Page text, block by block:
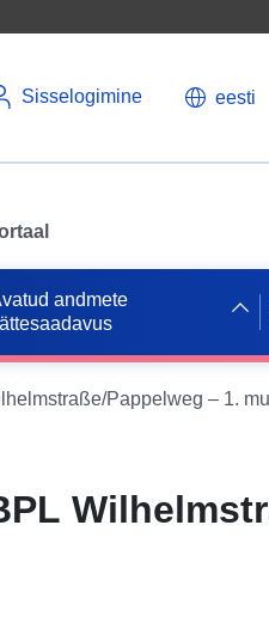
Sisselogimine eesti
andmete
Pappelweg – 1.